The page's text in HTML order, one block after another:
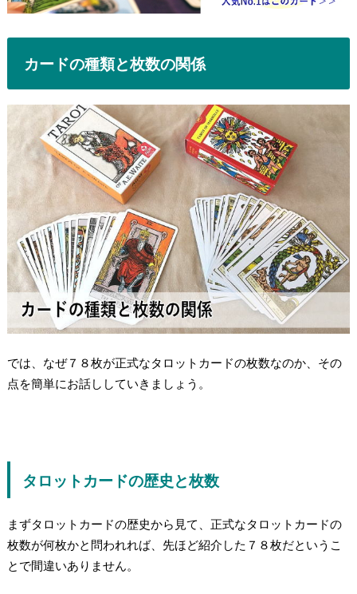
カードの種類と枚数の関係
では、 なぜ７８枚が正式なタロットカードの枚数なのか、その
点を簡単にお話ししていきましょう。
タロットカードの歴史と枚数
まずタロットカードの歴史から見て、正式なタロットカードの
枚数が何枚かと問われれば、先ほど紹介した７８枚だというこ
とで間違いありません。